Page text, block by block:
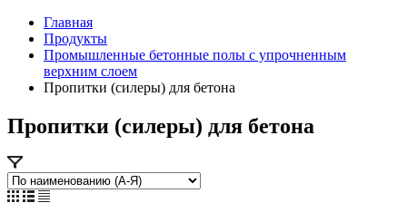
Главная
Продукты
Промышленные бетонные полы с упрочненным
верхним слоем
Пропитки (силеры) для бетона
Пропитки (силеры) для бетона